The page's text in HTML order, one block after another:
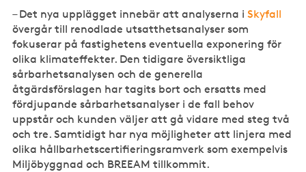
– Det nya upplägget innebär att analyserna iSkyfall
övergår till renodlade utsatthetsanalyser som
fokuserar på fastighetens eventuella exponering för
olika klimateffekter. Den tidigare översiktliga
sårbarhetsanalysen och de generella
åtgärdsförslagen har tagits bort och ersatts med
fördjupande sårbarhetsanalyser i de fall behov
uppstår och kunden väljer att gå vidare med steg två
och tre. Samtidigt har nya möjligheter att linjera med
olika hållbarhetscertifieringsramverk som exempelvis
Miljöbyggnad och BREEAM tillkommit.